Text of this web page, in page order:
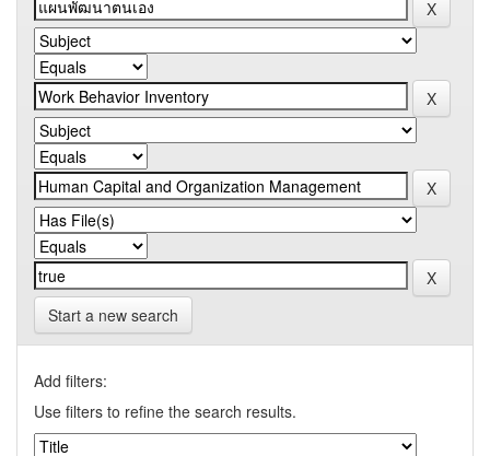
Start a new search
Add filters:
Use filters to refine the search results.